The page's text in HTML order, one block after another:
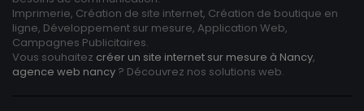
Imprimerie, Création de site internet, Création de boutique en
ligne, Développement sur mesure, Application Web,
Campagnes Publicitaires.
Vous souhaitez créer un site internet sur mesure à Nancy,
agence web nancy ? Découvrez nos solutions web.